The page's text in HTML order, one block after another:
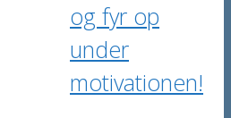
og fyr op
under
motivationen!